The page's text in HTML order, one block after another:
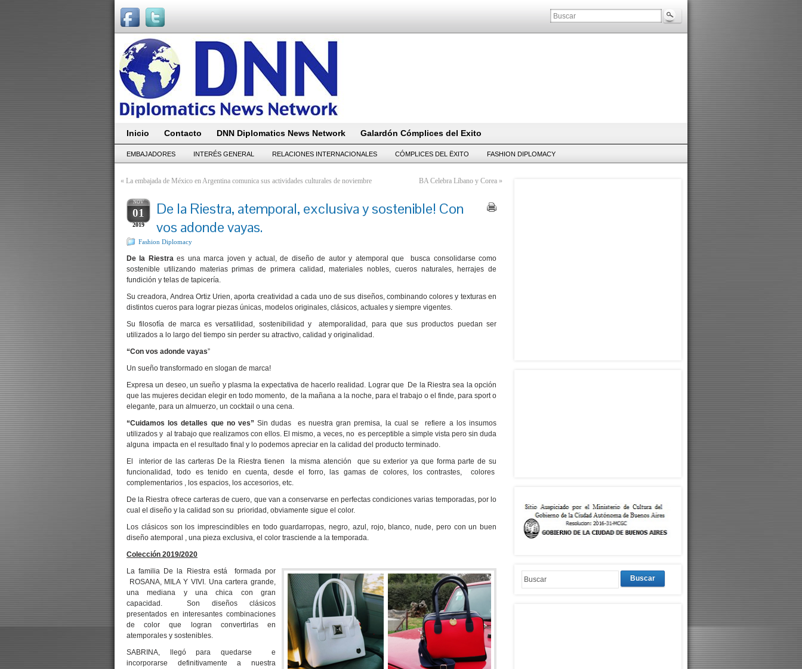
Inicio Contacto DNN Diplomatics News Network Galardón Cómplices del Exito
EMBAJADORES INTERÉS GENERAL RELACIONES INTERNACIONALES CÓMPLICES DEL ËXITO FASHION DIPLOMACY
« La embajada de México en Argentina comunica sus actividades culturales de noviembre BA Celebra Líbano y Corea »
NOV
01
2019
De la Riestra, atemporal, exclusiva y sostenible! Con
vos adonde vayas.
Fashion Diplomacy
De la Riestraes una marca joven y actual, de diseño de autor y atemporal que busca consolidarse como
sostenible utilizando materias primas de primera calidad, materiales nobles, cueros naturales, herrajes de
fundición y telas de tapicería.
Su creadora, Andrea Ortiz Urien, aporta creatividad a cada uno de sus diseños, combinando colores y texturas en
distintos cueros para lograr piezas únicas, modelos originales, clásicos, actuales y siempre vigentes.
Su filosofía de marca es versatilidad, sostenibilidad y atemporalidad, para que sus productos puedan ser
utilizados a lo largo del tiempo sin perder su atractivo, calidad y originalidad.
“Con vos adonde vayas”
Un sueño transformado en slogan de marca!
Expresa un deseo, un sueño y plasma la expectativa de hacerlo realidad. Lograr que De la Riestra sea la opción
que las mujeres decidan elegir en todo momento, de la mañana a la noche, para el trabajo o el finde, para sport o
elegante, para un almuerzo, un cocktail o una cena.
“Cuidamos los detalles que no ves”Sin dudas es nuestra gran premisa, la cual se
refiere a los insumos
utilizados y al trabajo que realizamos con ellos. El mismo, a veces, no es perceptible a simple vista pero sin duda
alguna impacta en el resultado final y lo podemos apreciar en la calidad del producto terminado.
El interior de las carteras De la Riestra tienen la misma atención que su exterior ya que forma parte de su
funcionalidad, todo es tenido en cuenta, desde el forro, las gamas de colores, los contrastes, colores
complementarios , los espacios, los accesorios, etc.
De la Riestra ofrece carteras de cuero, que van a conservarse en perfectas condiciones varias temporadas, por lo
cual el diseño y la calidad son su prioridad, obviamente sigue el color.
Los clásicos son los imprescindibles en todo guardarropas, negro, azul, rojo, blanco, nude, pero con un buen
diseño atemporal , una pieza exclusiva, el color trasciende a la temporada.
Colección 2019/2020
La familia De la Riestra está formada por
ROSANA, MILA Y VIVI. Una cartera grande,
una mediana y una chica con gran
capacidad. Son diseños clásicos
presentados en interesantes combinaciones
de color que logran convertirlas en
atemporales y sostenibles.
SABRINA, llegó para quedarse e
incorporarse definitivamente a nuestra
Buscar